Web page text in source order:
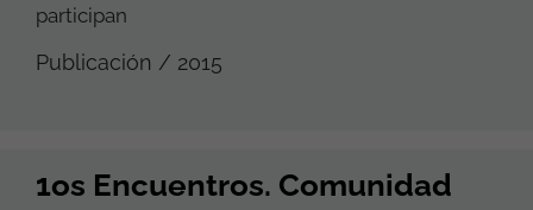
participan
Publicación / 2015
1os Encuentros. Comunidad